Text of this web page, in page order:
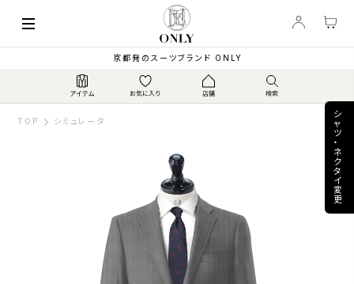
京都発のスーツブランド ONLY
TOP シミュレータ
【春夏】伊マルゾット ... PRICE
シ
ャ
ツ
・
ネ
ク
タ
イ
変
更